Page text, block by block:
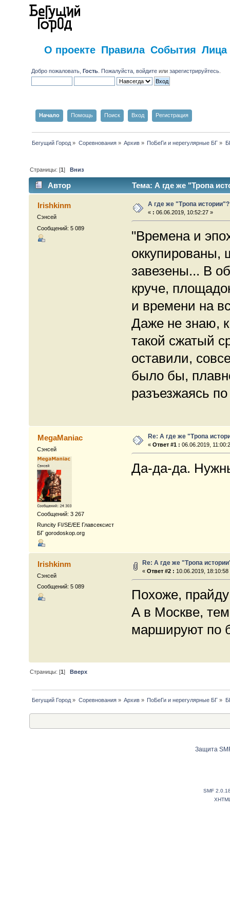
О проекте Правила События Лица
Добро пожаловать,Гость . Пожалуйста,войдите илизарегистрируйтесь
Начало Помощь Поиск Вход Регистрация
Бегущий Город » Соревнования» Архив » ПоБеГи и нерегулярные БГ »
Страницы: [1]Вниз
Автор Тема: А где же "Тропа
Irishkinm
Сэнсей
Сообщений: 5 089
А где же "Тропа истории"?
« : 06.06.2019, 10:52:27 »
"Времена и
оккупированы,
завезены... В
круче,
и времени на
Даже не знаю,
такой сжатый
оставили,
было бы,
разъезжаясь
MegaManiac
Сэнсей
Сообщений: 3 267
Runcity FI/SE/EE Главсексист
БГ gorodoskop.org
Re: А где же "Тропа
«Ответ #1 : 06.06.2019,
Да-да-да.
Irishkinm
Сэнсей
Сообщений: 5 089
Re: А где же "Тропа
«Ответ #2 : 10.06.2019, 18:10:58
Похоже,
А в Москве,
маршируют по
Страницы: [1] Вверх
Бегущий Город » Соревнования» Архив » ПоБеГи и нерегулярные БГ »
Защита
SMF